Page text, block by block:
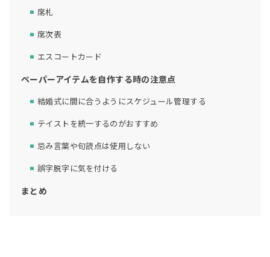
席札
席次表
エスコートカード
ペーパーアイテムを自作する時の注意点
結婚式に間に合うようにスケジュール管理する
テイストを統一するのがおすすめ
忌み言葉や句読点は使用しない
誤字脱字に気を付ける
まとめ